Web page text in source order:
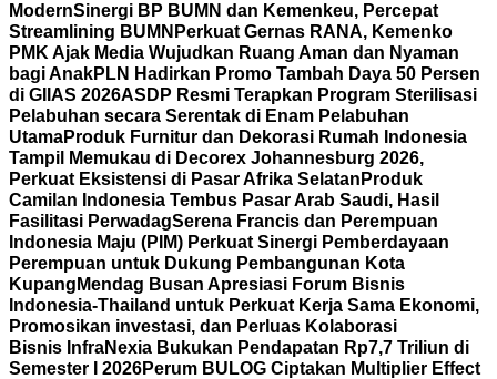
ModernSinergi BP BUMN dan Kemenkeu, Percepat
Streamlining BUMN Perkuat Gernas RANA, Kemenko
PMK Ajak Media Wujudkan Ruang Aman dan Nyaman
bagi AnakPLN Hadirkan Promo Tambah Daya 50 Persen
di GIIAS 2026ASDP Resmi Terapkan Program Sterilisasi
Pelabuhan secara Serentak di Enam Pelabuhan
UtamaProduk Furnitur dan Dekorasi Rumah Indonesia
Tampil Memukau di Decorex Johannesburg 2026,
Perkuat Eksistensi di Pasar Afrika Selatan Produk
Camilan Indonesia Tembus Pasar Arab Saudi, Hasil
Fasilitasi PerwadagSerena Francis dan Perempuan
Indonesia Maju (PIM) Perkuat Sinergi Pemberdayaan
Perempuan untuk Dukung Pembangunan Kota
Kupang Mendag Busan Apresiasi Forum Bisnis
Indonesia-Thailand untuk Perkuat Kerja Sama Ekonomi,
Promosikan investasi, dan Perluas Kolaborasi
Bisnis InfraNexia Bukukan Pendapatan Rp7,7 Triliun di
Semester I 2026Perum BULOG Ciptakan Multiplier Effect